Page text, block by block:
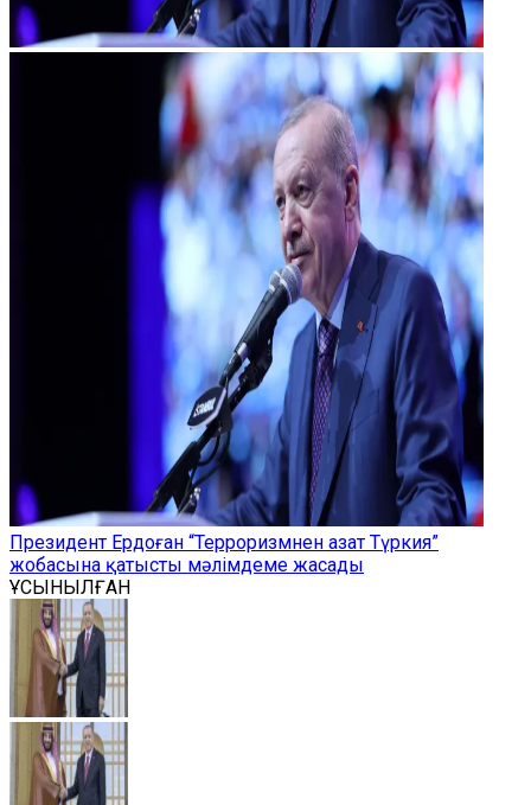
Президент Ердоған “Терроризмнен азат Түркия”
жобасына қатысты мәлімдеме жасады
ҰСЫНЫЛҒАН